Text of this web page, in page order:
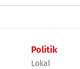
Politik
Lokal